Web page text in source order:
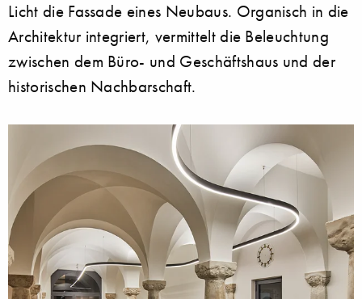
Licht die Fassade eines Neubaus. Organisch in die
Architektur integriert, vermittelt die Beleuchtung
zwischen dem Büro- und Geschäftshaus und der
historischen Nachbarschaft.